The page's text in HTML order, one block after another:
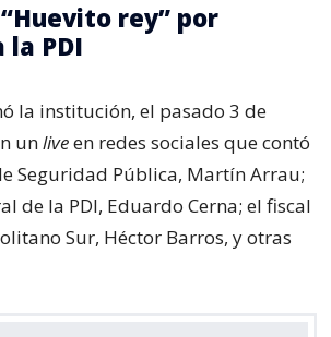
rey” por
la PDI
la institución, el pasado 3 de
unliveen redes sociales que contó
Seguridad Pública, Martín Arrau;
de la PDI, Eduardo Cerna; el fiscal
Sur, Héctor Barros, y otras